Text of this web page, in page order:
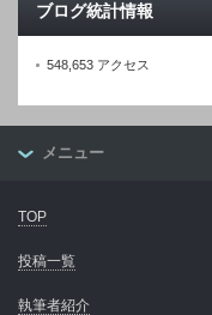
ブログ統計情報
548,653 アクセス
メニュー
TOP
投稿一覧
執筆者紹介